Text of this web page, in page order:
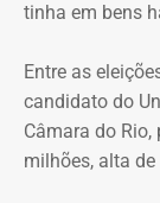
diárias,
Posiç
ão
1
Victor
tinha em bens
Entre as
candidato do
Câmara do Rio,
milhões, alta de